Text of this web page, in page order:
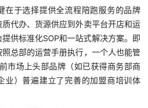
在于选择提供全流程陪跑服务的品牌
代办、货源供应到外卖平台开店和运
供标准化SOP和一站式解决方案。即
总部的运营手册执行，一个人也能管
市场上头部品牌（如已获得商务部商
业）普遍建立了完善的加盟商培训体